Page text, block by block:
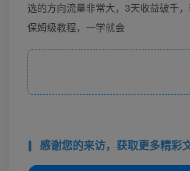
选的方向流量非常大，3天收益破千
保姆级教程，一学就会
感谢您的来访，获取更多精彩